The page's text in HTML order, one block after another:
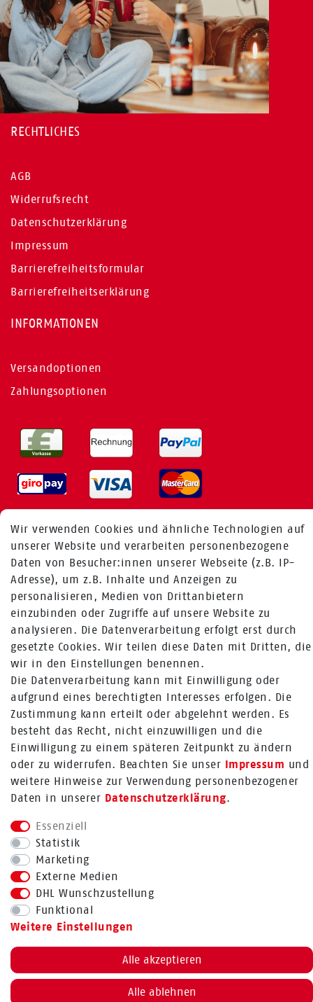
Wir verwenden Cookies und ähnliche Technologien auf
unserer Website und verarbeiten personenbezogene
Daten von Besucher:innen unserer Webseite (z.B. IP-
Adresse), um z.B. Inhalte und Anzeigen zu
personalisieren, Medien von Drittanbietern
einzubinden oder Zugriffe auf unsere Website zu
analysieren. Die Datenverarbeitung erfolgt erst durch
gesetzte Cookies. Wir teilen diese Daten mit Dritten, die
wir in den Einstellungen benennen.
Die Datenverarbeitung kann mit Einwilligung oder
aufgrund eines berechtigten Interesses erfolgen. Die
Zustimmung kann erteilt oder abgelehnt werden. Es
besteht das Recht, nicht einzuwilligen und die
Einwilligung zu einem späteren Zeitpunkt zu ändern
oder zu widerrufen. Beachten Sie unser Impressum und
weitere Hinweise zur Verwendung personenbezogener
Daten in unserer Daten­schutz­erklärung.
Essenziell
Statistik
Marketing
Externe Medien
DHL Wunschzustellung
Funktional
Weitere Einstellungen
Alle akzeptieren
Alle ablehnen
RECHTLICHES
AGB
Widerrufsrecht
Datenschutzerklärung
Impressum
Barrierefreiheitsformular
Barrierefreiheitserklärung
INFORMATIONEN
Versandoptionen
Zahlungsoptionen
MEHR ÜBER UNS
Fragen zur Bestellung:
+49 (0) 241 / 95 78 26 11
Fragen zu Produkten:
+49 (0) 2224 / 1805 - 84
Zum Kontaktformular
Mehr über Rabenhorst ®
FOLGE UNS
Bestellung widerrufen